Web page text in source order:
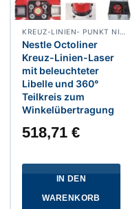
Nestle Octoliner
Kreuz-Linien-Laser
mit beleuchteter
Libelle und 360°
Teilkreis zum
Winkelübertragung
518,71€
IN DEN
WARENKORB